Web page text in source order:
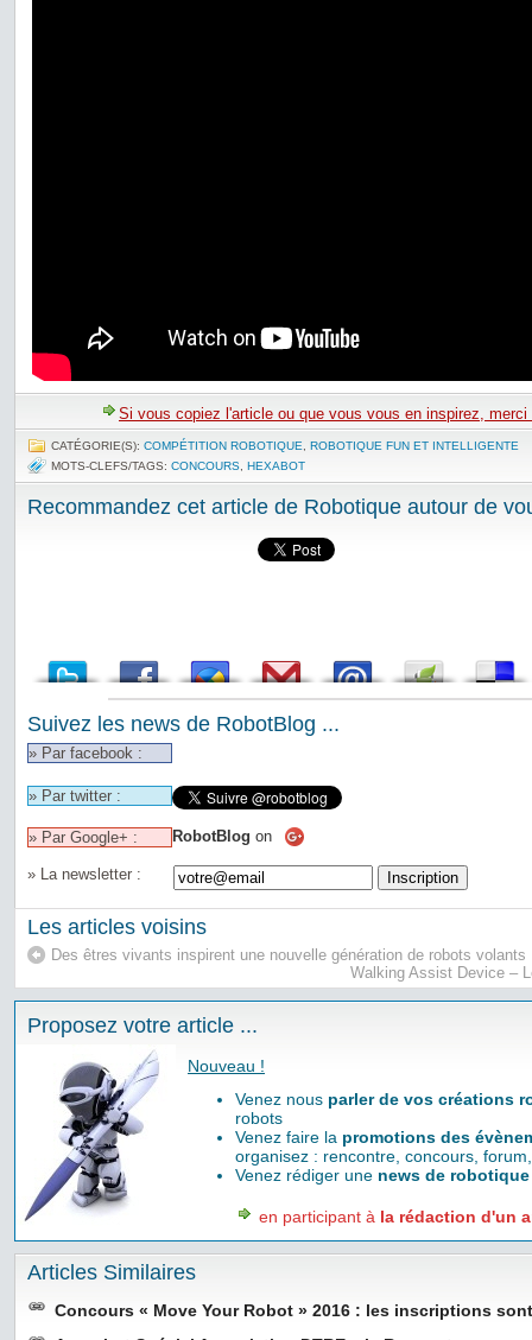
Si vous copiez l'article ou que vous vous en inspirez,
CATÉGORIE(S): COMPÉTITION ROBOTIQUE
ROBOTIQUE FUN ET INTELLIGENTE
MOTS-CLEFS/TAGS: CONCOURS HEXABOT
Recommandez cet article de Robotique autour de
Suivez les news de RobotBlog ...
» Par facebook :
» Par twitter :
» Par Google+ : RobotBlog on
» La newsletter :
Les articles voisins
Des êtres vivants inspirent une nouvelle génération de robots volants
Walking Assist Device –
Proposez votre article ...
Nouveau !
Venez nous parler de vos créations
robots
Venez faire la promotions des
organisez : rencontre, concours,
Venez rédiger une news de robotique
en participant à la rédaction d'un
Articles Similaires
Concours « Move Your Robot » 2016 : les inscriptions